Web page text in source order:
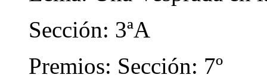
Sección: 3ªA
Premios: Sección: 7º